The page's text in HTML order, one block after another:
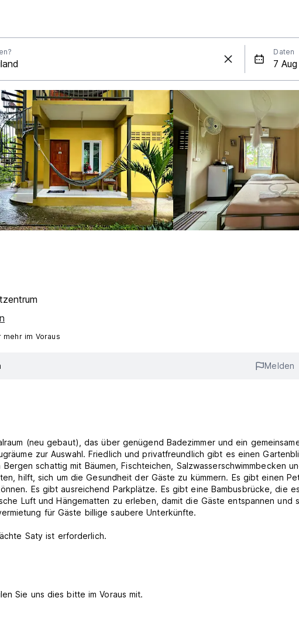
Daten
im Voraus
Melden
(neu gebaut), das über genügend Badezimmer und ein
zur Auswahl. Friedlich und privatfreundlich gibt es einen
schattig mit Bäumen, Fischteichen, Salzwasserschwimmbecken
hilft, sich um die Gesundheit der Gäste zu kümmern. Es gibt einen
Es gibt ausreichend Parkplätze. Es gibt eine Bambusbrücke, die
Luft und Hängematten zu erleben, damit die Gäste entspannen und
für Gäste billige saubere Unterkünfte.
Saty ist erforderlich.
Sie uns dies bitte im Voraus mit.